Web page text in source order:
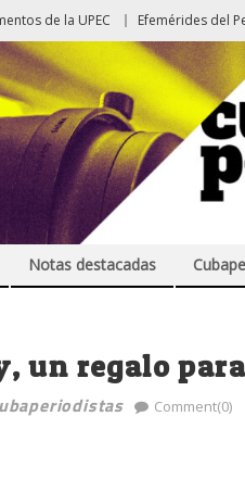
de la UPEC Efemérides del
Notas destacadas
un regalo
Comment(0)